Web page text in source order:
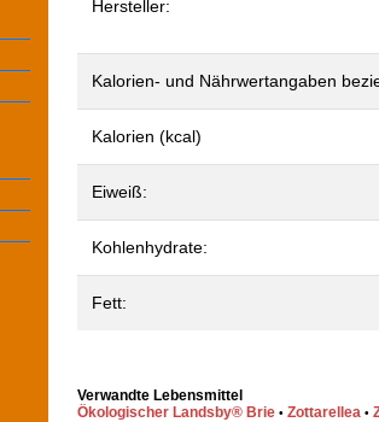
Hersteller:
Kalorien- und Nährwertangaben
Kalorien (kcal)
Eiweiß:
Kohlenhydrate:
Fett:
Verwandte Lebensmittel
Ökologischer Landsby® Brie • Zottarellea •